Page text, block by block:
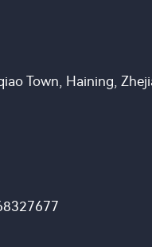
Town, Haining,